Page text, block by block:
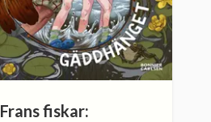
Frans fiskar: